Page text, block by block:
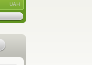
UAH